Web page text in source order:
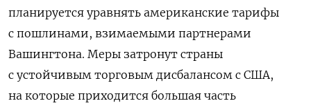
планируется уравнять американские тарифы
с пошлинами, взимаемыми партнерами
Вашингтона. Меры затронут страны
с устойчивым торговым дисбалансом с США,
на которые приходится большая часть